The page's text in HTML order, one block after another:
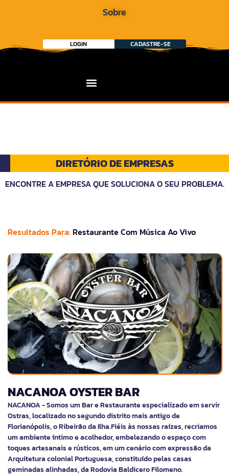
Sobre
LOGIN CADASTRE-SE
DIRETÓRIO DE EMPRESAS
ENCONTRE A EMPRESA QUE SOLUCIONA O SEU PROBLEMA.
Resultados Para: Restaurante Com Música Ao Vivo
NACANOA OYSTER BAR
NACANOA - Somos um Bar e Restaurante especializado em servir
Ostras, localizado no segundo distrito mais antigo de
Florianópolis, o Ribeirão da Ilha.Fiéis às nossas raízes, recriamos
um ambiente íntimo e acolhedor, embelezando o espaço com
toques artesanais e rústicos, em um cenário com expressão da
Arquitetura colonial Portuguesa, constituído pelas casas
geminadas alinhadas, da Rodovia Baldicero Filomeno.